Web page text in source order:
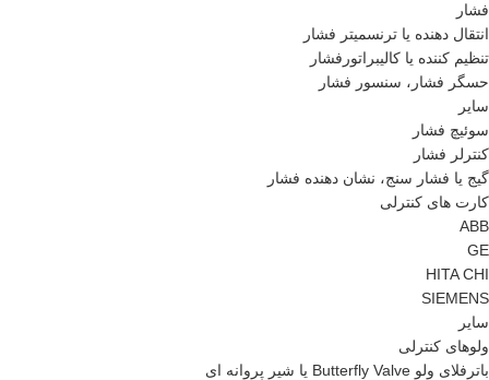
فشار
انتقال دهنده یا ترنسمیتر فشار
تنظیم کننده یا کالیبراتورفشار
حسگر فشار، سنسور فشار
سایر
سوئیچ فشار
کنترلر فشار
گیج یا فشار سنج، نشان دهنده فشار
کارت های کنترلی
ABB
GE
HITA CHI
SIEMENS
سایر
ولوهای کنترلی
باترفلای ولو Butterfly Valve یا شیر پروانه ای